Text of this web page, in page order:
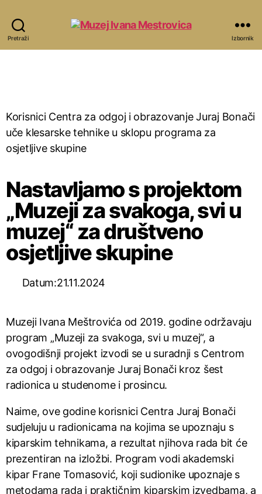
Pretraži Izbornik
Korisnici Centra za odgoj i obrazovanje Juraj Bonači
uče klesarske tehnike u sklopu programa za
osjetljive skupine
Nastavljamo s projektom
„Muzeji za svakoga, svi u
muzej“ za društveno
osjetljive skupine
Datum:21.11.2024
Muzeji Ivana Meštrovića od 2019. godine održavaju
program „Muzeji za svakoga, svi u muzej“, a
ovogodišnji projekt izvodi se u suradnji s Centrom
za odgoj i obrazovanje Juraj Bonači kroz šest
radionica u studenome i prosincu.
Naime, ove godine korisnici Centra Juraj Bonači
sudjeluju u radionicama na kojima se upoznaju s
kiparskim tehnikama, a rezultat njihova rada bit će
prezentiran na izložbi. Program vodi akademski
kipar Frane Tomasović, koji sudionike upoznaje s
metodama rada i praktičnim kiparskim izvedbama, a